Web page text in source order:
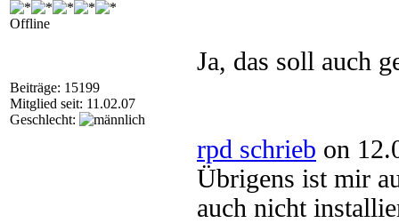
Offline
Beiträge: 15199
Mitglied seit: 11.02.07
Geschlecht:
Ja, das soll auch
rpd schrieb on
Übrigens ist mir
auch nicht